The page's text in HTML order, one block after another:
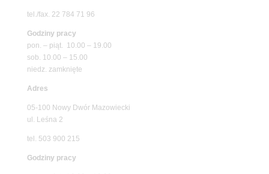
tel./fax. 22 784 71 96
Godziny pracy
pon. – piąt. 10.00 – 19.00
sob. 10.00 – 15.00
niedz. zamknięte
Adres
05-100 Nowy Dwór Mazowiecki
ul. Leśna 2
tel. 503 900 215
Godziny pracy